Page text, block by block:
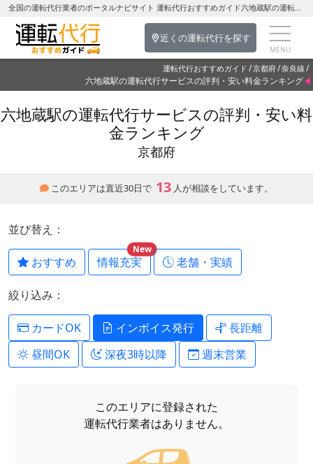
全国の運転代行業者のポータルナビサイト 運転代行おすすめガイド六地蔵駅の運転代行を探す-京都府の運転代行
近くの運転代行を探す
運転代行おすすめガイド 京都府 奈良線
六地蔵駅の運転代行サービスの評判・安い料金ランキング
六地蔵駅の運転代行サービスの評判・安い料
金ランキング
京都府
このエリアは直近30日で 13 人が相談をしています。
並び替え：
おすすめ 情報充実
New
老舗・実績
絞り込み：
カードOK インボイス発行
長距離
昼間OK
深夜3時以降 週末営業
このエリアに登録された
運転代行業者はありません。